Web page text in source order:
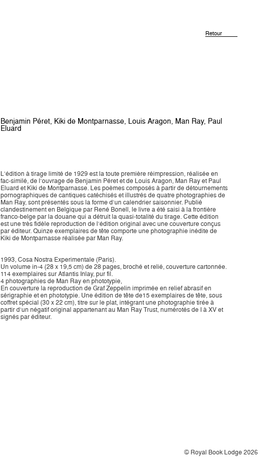
Retour
Benjamin Péret, Kiki de Montparnasse, Louis Aragon, Man Ray, Paul
Eluard
L’édition à tirage limité de 1929 est la toute première réimpression, réalisée en
fac-similé, de l’ouvrage de Benjamin Péret et de Louis Aragon, Man Ray et Paul
Eluard et Kiki de Montparnasse. Les poèmes composés à partir de détournements
pornographiques de cantiques catéchisés et illustrés de quatre photographies de
Man Ray, sont présentés sous la forme d’un calendrier saisonnier. Publié
clandestinement en Belgique par René Bonell, le livre a été saisi à la frontière
franco-belge par la douane qui a détruit la quasi-totalité du tirage. Cette édition
est une très fidèle reproduction de l’édition original avec une couverture conçus
par éditeur. Quinze exemplaires de tête comporte une photographie inédite de
Kiki de Montparnasse réalisée par Man Ray.
1993, Cosa Nostra Experimentale (Paris).
Un volume in-4 (28 x 19,5 cm) de 28 pages, broché et relié, couverture cartonnée.
114 exemplaires sur Atlantis Inlay, pur fil.
4 photographies de Man Ray en phototypie,
En couverture la reproduction de Graf Zeppelin imprimée en relief abrasif en
sérigraphie et en phototypie. Une édition de tête de15 exemplaires de tête, sous
coffret spécial (30 x 22 cm), titre sur le plat, intégrant une photographie tirée à
partir d’un négatif original appartenant au Man Ray Trust, numérotés de I à XV et
signés par éditeur.
© Royal Book Lodge 2026